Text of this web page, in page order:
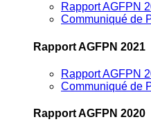
Rapport AGFPN
Communiqué de
Rapport AGFPN 2021
Rapport AGFPN
Communiqué de
Rapport AGFPN 2020